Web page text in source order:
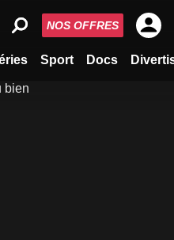
Sport Docs
NOS OFFRES